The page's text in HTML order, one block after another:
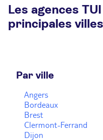
OuvertFerme à
80 Bis Av. Gabriel
Les agences
principales
Par ville
Angers
Bordeaux
Brest
Clermont-Ferrand
Dijon